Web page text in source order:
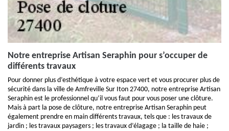
Notre entreprise Artisan Seraphin pour s’occuper de
différents travaux
Pour donner plus d’esthétique à votre espace vert et vous procurer plus de
sécurité dans la ville de Amfreville Sur Iton 27400, notre entreprise Artisan
Seraphin est le professionnel qu’il vous faut pour vous poser une clôture.
Mais à part la pose de clôture, notre entreprise Artisan Seraphin peut
également prendre en main différents travaux, tels que : les travaux de
jardin ; les travaux paysagers ; les travaux d’élagage ; la taille de haie ;